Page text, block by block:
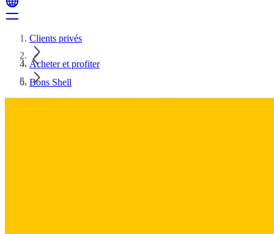
Clients privés
Acheter et profiter
Bons Shell